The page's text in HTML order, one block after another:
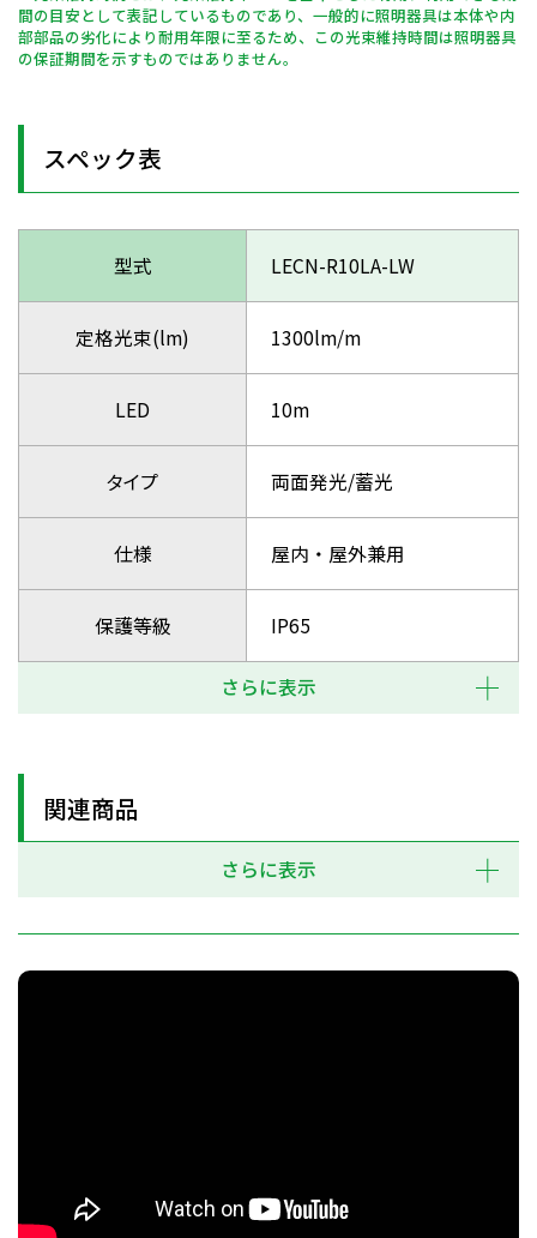
間の目安として表記しているものであり、一般的に照明器具は本体や内
部部品の劣化により耐用年限に至るため、この光束維持時間は照明器具
の保証期間を示すものではありません。
スペック表
型式 LECN-R10LA-LW
定格光束(lm) 1300lm/m
LED 10m
タイプ 両面発光/蓄光
仕様 屋内・屋外兼用
保護等級 IP65
さらに表示
関連商品
さらに表示